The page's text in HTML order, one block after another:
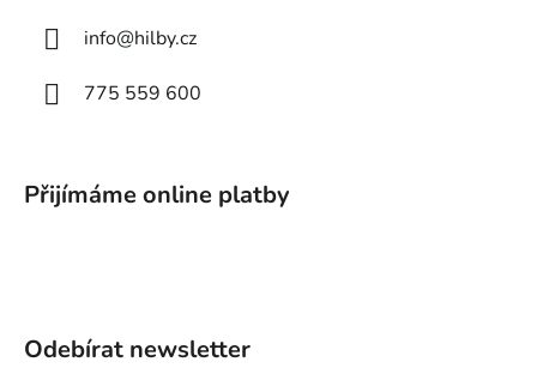
info@hilby.cz
775 559 600
Přijímáme online platby
Odebírat newsletter